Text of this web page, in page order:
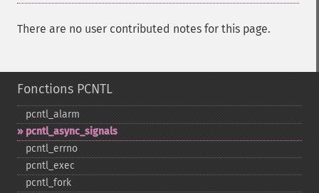
There are no user contributed notes for this page.
Fonctions PCNTL
pcntl_​alarm
pcntl_​async_​signals
pcntl_​errno
pcntl_​exec
pcntl_​fork